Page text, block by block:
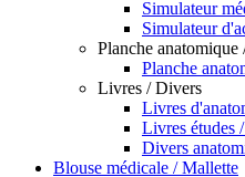
Simulateur
Simulateur
Planche
Planche
Livres / Divers
Livres
Livres études
Divers
Blouse médicale / Mallette